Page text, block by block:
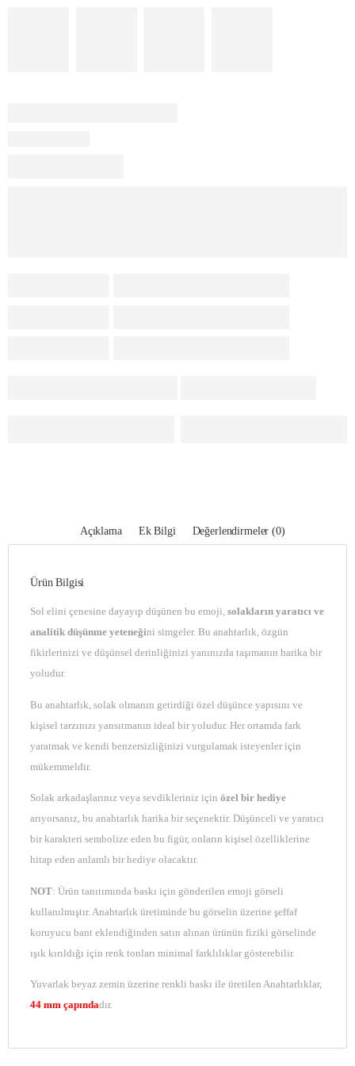
Açıklama Ek Bilgi Değerlendirmeler (0)
Ürün Bilgisi
Sol elini çenesine dayayıp düşünen bu emoji, solakların yaratıcı ve
analitik düşünme yeteneğini simgeler. Bu anahtarlık, özgün
fikirlerinizi ve düşünsel derinliğinizi yanınızda taşımanın harika bir
yoludur.
Bu anahtarlık, solak olmanın getirdiği özel düşünce yapısını ve
kişisel tarzınızı yansıtmanın ideal bir yoludur. Her ortamda fark
yaratmak ve kendi benzersizliğinizi vurgulamak isteyenler için
mükemmeldir.
Solak arkadaşlarınız veya sevdikleriniz için özel bir hediye
arıyorsanız, bu anahtarlık harika bir seçenektir. Düşünceli ve yaratıcı
bir karakteri sembolize eden bu figür, onların kişisel özelliklerine
hitap eden anlamlı bir hediye olacaktır.
NOT: Ürün tanıtımında baskı için gönderilen emoji görseli
kullanılmıştır. Anahtarlık üretiminde bu görselin üzerine şeffaf
koruyucu bant eklendiğinden satın alınan ürünün fiziki görselinde
ışık kırıldığı için renk tonları minimal farklılıklar gösterebilir.
Yuvarlak beyaz zemin üzerine renkli baskı ile üretilen Anahtarlıklar,
44 mm çapındadır.